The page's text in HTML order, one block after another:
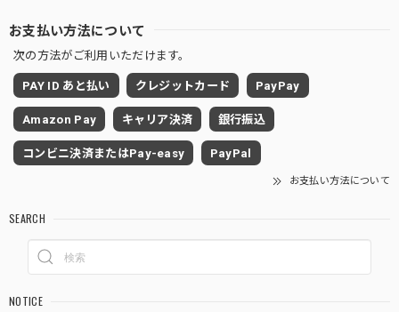
お支払い方法について
次の方法がご利用いただけます。
PAY ID あと払い クレジットカード PayPay
Amazon Pay キャリア決済 銀行振込
コンビニ決済またはPay-easy PayPal
お支払い方法について
SEARCH
NOTICE